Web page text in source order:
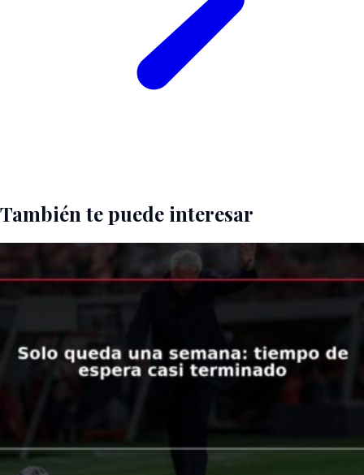
También te puede interesar